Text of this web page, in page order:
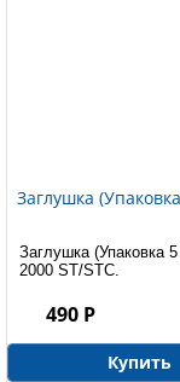
Заглушка
Заглушка (Упаковка
2000 ST/STC.
490 Р
Купить